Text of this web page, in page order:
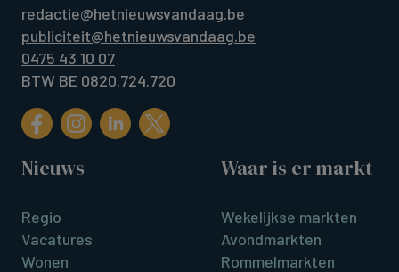
redactie@hetnieuwsvandaag.be
publiciteit@hetnieuwsvandaag.be
0475 43 10 07
BTW BE 0820.724.720
Nieuws
Regio
Vacatures
Wonen
Waar is er markt
Wekelijkse markten
Avondmarkten
Rommelmarkten